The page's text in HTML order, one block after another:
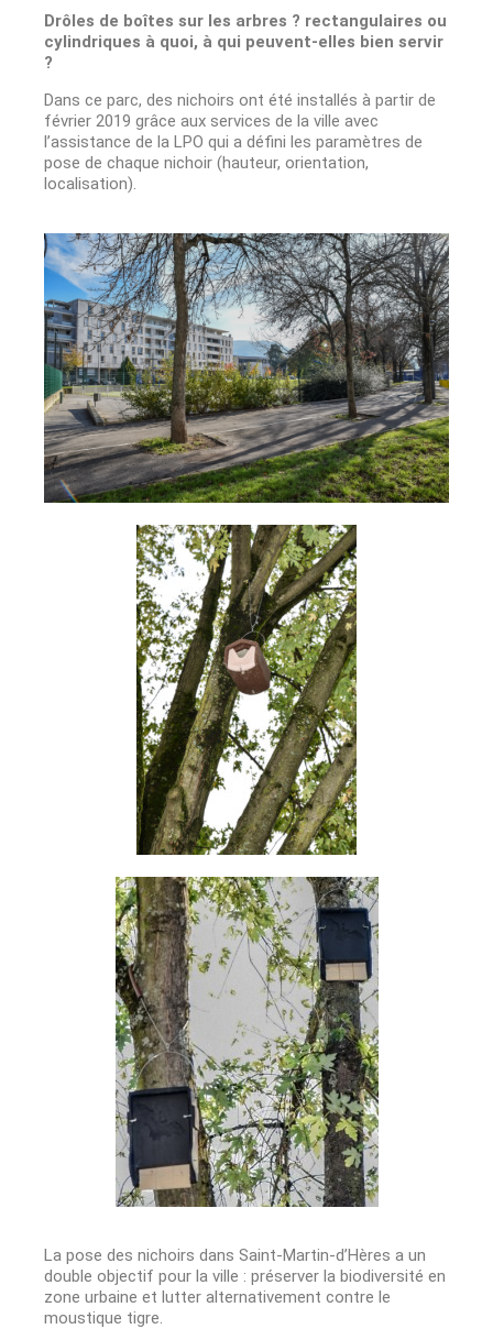
Drôles de boîtes sur les arbres ? rectangulaires ou
cylindriques à quoi, à qui peuvent-elles bien servir
?
Dans ce parc, des nichoirs ont été installés à partir de
février 2019 grâce aux services de la ville avec
l’assistance de la LPO qui a défini les paramètres de
pose de chaque nichoir (hauteur, orientation,
localisation).
La pose des nichoirs dans Saint-Martin-d’Hères a un
double objectif pour la ville : préserver la biodiversité en
zone urbaine et lutter alternativement contre le
moustique tigre.